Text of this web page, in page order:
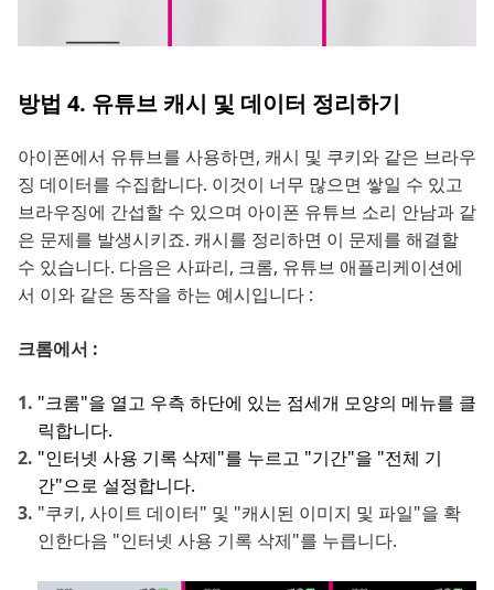
방법 4. 유튜브 캐시 및 데이터 정리하기
아이폰에서 유튜브를 사용하면, 캐시 및 쿠키와 같은 브라우
징 데이터를 수집합니다. 이것이 너무 많으면 쌓일 수 있고
브라우징에 간섭할 수 있으며 아이폰 유튜브 소리 안남과 같
은 문제를 발생시키죠. 캐시를 정리하면 이 문제를 해결할
수 있습니다. 다음은 사파리, 크롬, 유튜브 애플리케이션에
서 이와 같은 동작을 하는 예시입니다 :
크롬에서 :
"크롬"을 열고 우측 하단에 있는 점세개 모양의 메뉴를 클
릭합니다.
"인터넷 사용 기록 삭제"를 누르고 "기간"을 "전체 기
간"으로 설정합니다.
"쿠키, 사이트 데이터" 및 "캐시된 이미지 및 파일"을 확
인한다음 "인터넷 사용 기록 삭제"를 누릅니다.